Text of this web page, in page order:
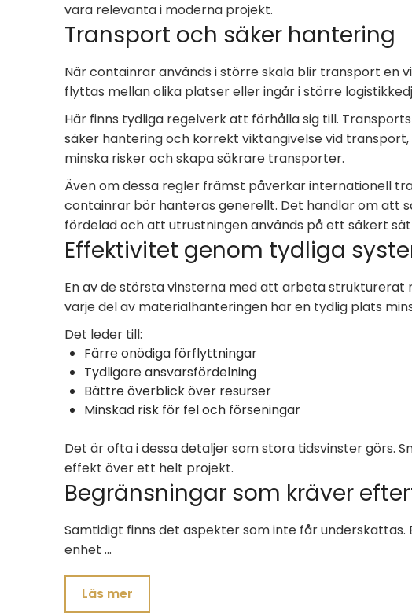
vara relevanta i moderna projekt.
Transport och säker hantering
När containrar används i större skala blir transport en
flyttas mellan olika platser eller ingår i större
Här finns tydliga regelverk att förhålla sig till.
säker hantering och korrekt viktangivelse vid
minska risker och skapa säkrare transporter.
Även om dessa regler främst påverkar internationell
containrar bör hanteras generellt. Det handlar om att
fördelad och att utrustningen används på ett säkert
Effektivitet genom tydliga
En av de största vinsterna med att arbeta
varje del av materialhanteringen har en tydlig plats
Det leder till:
Färre onödiga förflyttningar
Tydligare ansvarsfördelning
Bättre överblick över resurser
Minskad risk för fel och förseningar
Det är ofta i dessa detaljer som stora tidsvinster görs.
effekt över ett helt projekt.
Begränsningar som kräver
Samtidigt finns det aspekter som inte får
enhet …
Läs mer